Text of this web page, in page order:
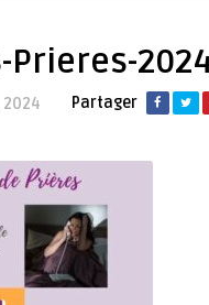
2024 Partager